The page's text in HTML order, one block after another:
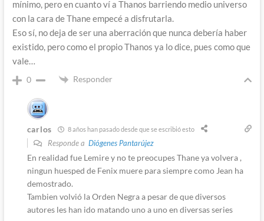
mínimo, pero en cuanto ví a Thanos barriendo medio universo
con la cara de Thane empecé a disfrutarla.
Eso sí, no deja de ser una aberración que nunca debería haber
existido, pero como el propio Thanos ya lo dice, pues como que
vale…
0 Responder
carlos 8 años han pasado desde que se escribió esto
Responde a Diógenes Pantarújez
En realidad fue Lemire y no te preocupes Thane ya volvera ,
ningun huesped de Fenix muere para siempre como Jean ha
demostrado.
Tambien volvió la Orden Negra a pesar de que diversos
autores les han ido matando uno a uno en diversas series